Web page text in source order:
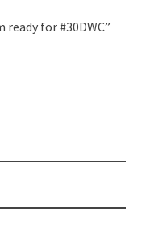
for #30DWC”